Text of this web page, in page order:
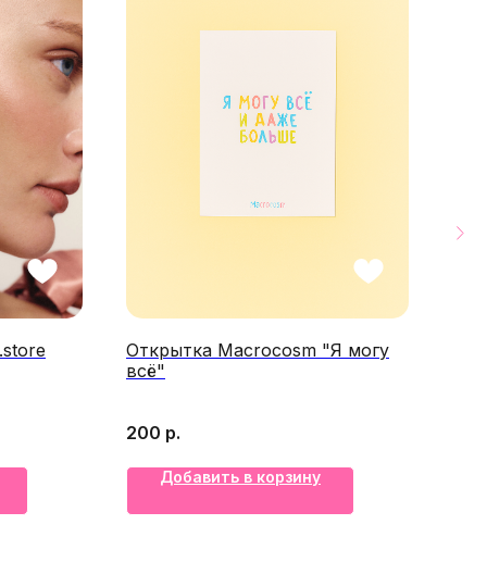
Открытка Macrocosm "Я могу
всё"
200 р.
Добавить в корзину